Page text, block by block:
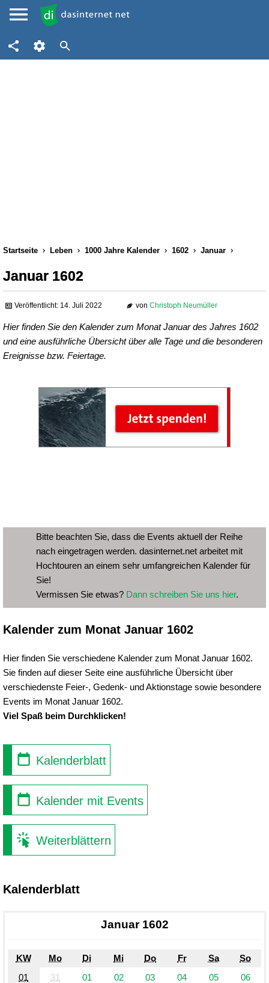
Startseite Leben 1000 Jahre Kalender 1602 Januar
Januar 1602
Veröffentlicht: 14. Juli 2022 von Christoph Neumüller
Hier finden Sie den Kalender zum Monat Januar des Jahres 1602
und eine ausführliche Übersicht über alle Tage und die besonderen
Ereignisse bzw. Feiertage.
Bitte beachten Sie, dass die Events aktuell der Reihe
nach eingetragen werden. dasinternet.net arbeitet mit
Hochtouren an einem sehr umfangreichen Kalender für
Sie!
Vermissen Sie etwas? Dann schreiben Sie uns hier.
Kalender zum Monat Januar 1602
Hier finden Sie verschiedene Kalender zum Monat Januar 1602.
Sie finden auf dieser Seite eine ausführliche Übersicht über
verschiedenste Feier-, Gedenk- und Aktionstage sowie besondere
Events im Monat Januar 1602.
Viel Spaß beim Durchklicken!
Kalenderblatt
Kalender mit Events
Weiterblättern
Kalenderblatt
Januar 1602
KW Mo Di Mi Do Fr Sa
So
01
31 01 02 03 04 05
06